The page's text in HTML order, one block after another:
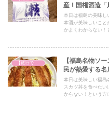
産！国権酒造「
本日は福島の美味し
本酒が美味しいこと
かよくわからない！
【福島名物ソ
民が熱愛する
本日は美味しい福島
スカツ丼を食べた
からない！という方